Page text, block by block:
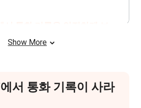
Show More
서 통화 기록이 사라